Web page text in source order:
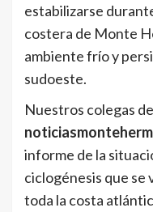
estabilizarse
costera de Monte
ambiente frío y
sudoeste.
Nuestros colegas de
informe de la
ciclogénesis que se
toda la costa